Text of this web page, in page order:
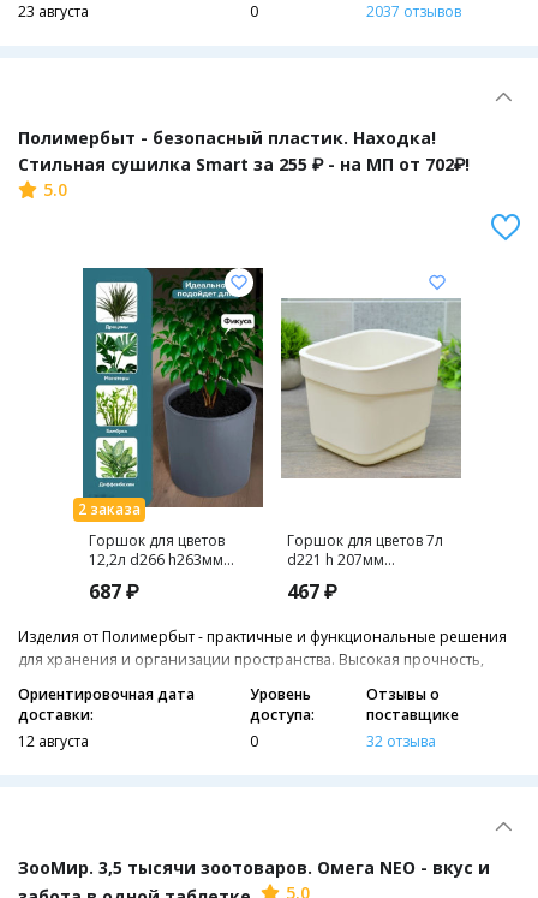
23 августа
0
2037 отзывов
Полимербыт - безопасный пластик. Находка!
Стильная сушилка Smart за 255 ₽ - на МП от 702₽!
5.0
Горшок для цветов
12,2л d266 h263мм
687 ₽
Горшок для цветов 7л
d221 h 207мм
467 ₽
Изделия от Полимербыт - практичные и функциональные решения
для хранения и организации пространства. Высокая прочность,
делают их отличным вариантом для поддержания порядка в доме.
Всё без дополнительных транспортных расходов со склада в Самаре
и быстрой доставкой.
Ориентировочная дата
доставки:
12 августа
Уровень
доступа:
0
Отзывы о
поставщике
32 отзыва
ЗооМир. 3,5 тысячи зоотоваров. Омега NEO - вкус и
5.0